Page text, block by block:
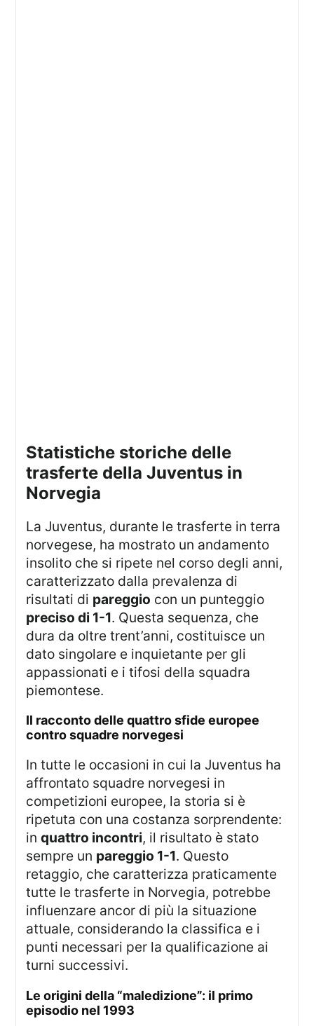
Statistiche storiche delle
trasferte della Juventus in
Norvegia
La Juventus, durante le trasferte in terra
norvegese, ha mostrato un andamento
insolito che si ripete nel corso degli anni,
caratterizzato dalla prevalenza di
risultati di pareggio con un punteggio
preciso di 1-1. Questa sequenza, che
dura da oltre trent’anni, costituisce un
dato singolare e inquietante per gli
appassionati e i tifosi della squadra
piemontese.
Il racconto delle quattro sfide europee
contro squadre norvegesi
In tutte le occasioni in cui la Juventus ha
affrontato squadre norvegesi in
competizioni europee, la storia si è
ripetuta con una costanza sorprendente:
inquattro incontri, il risultato è stato
sempre un pareggio 1-1. Questo
retaggio, che caratterizza praticamente
tutte le trasferte in Norvegia, potrebbe
influenzare ancor di più la situazione
attuale, considerando la classifica e i
punti necessari per la qualificazione ai
turni successivi.
Le origini della “maledizione”: il primo
episodio nel 1993